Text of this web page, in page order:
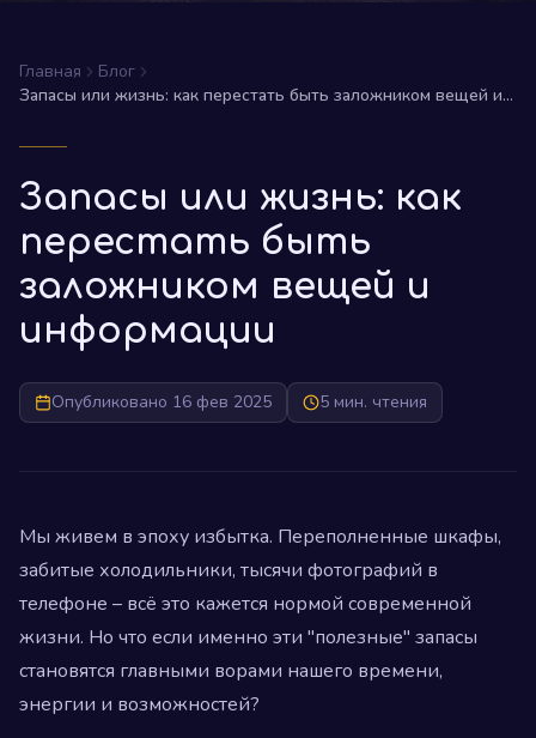
Главная
Блог
Запасы или жизнь: как перестать быть заложником вещей и
Запасы или жизнь: как
перестать быть
заложником вещей и
информации
Опубликовано 16 фев 2025 5 мин. чтения
Мы живем в эпоху избытка. Переполненные шкафы,
забитые холодильники, тысячи фотографий в
телефоне – всё это кажется нормой современной
жизни. Но что если именно эти "полезные" запасы
становятся главными ворами нашего времени,
энергии и возможностей?